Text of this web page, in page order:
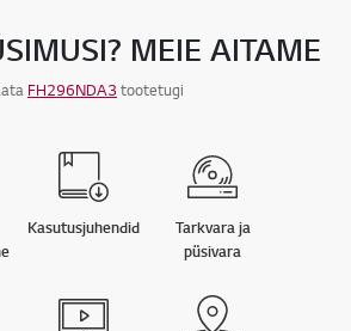
MEIE AITAME
FH296NDA3tootetugi
Kasutusjuhendid
Tarkvara ja
püsivara